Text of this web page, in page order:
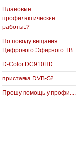
Плановые
профилактические
работы..?
По поводу вещания
Цифрового Эфирного ТВ
D-Color DC910HD
приставка DVB-S2
Прошу помощь у профи....